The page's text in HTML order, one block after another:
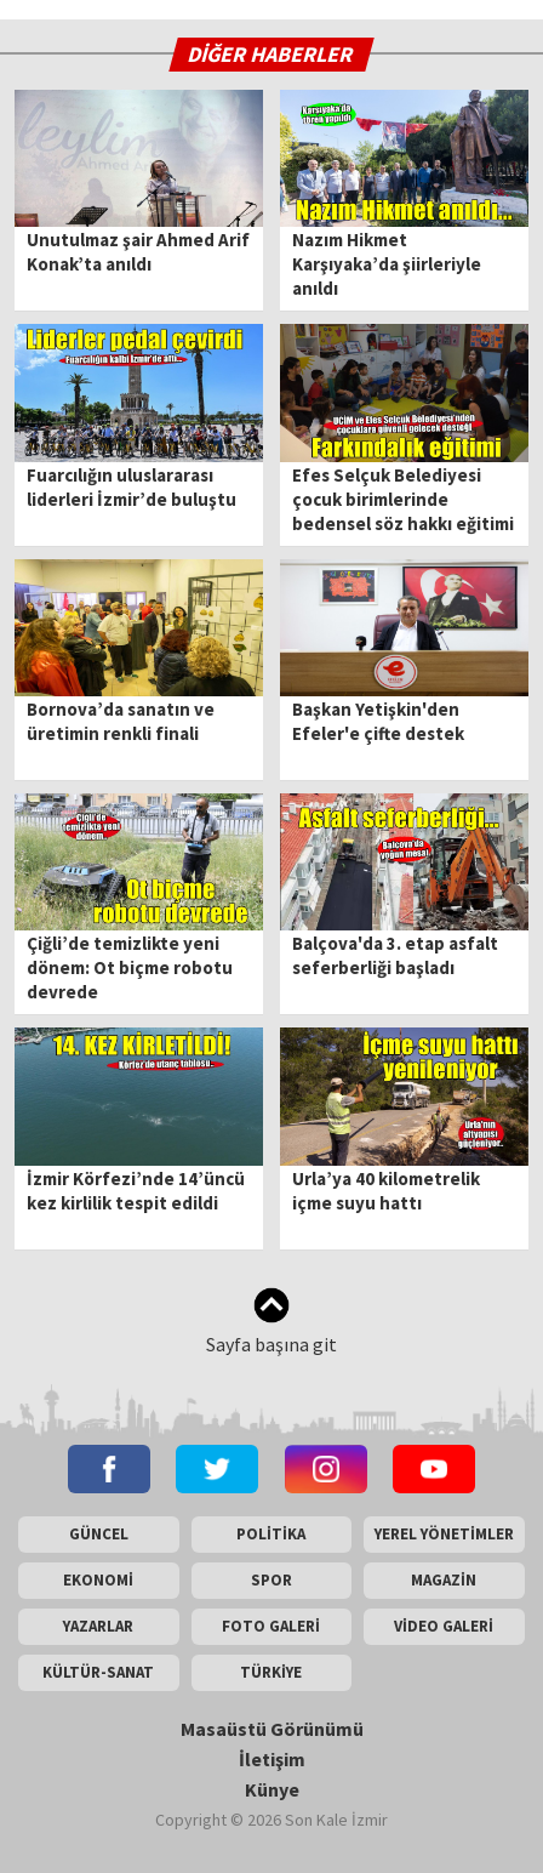
DİĞER HABERLER
Unutulmaz şair Ahmed Arif
Konak’ta anıldı
Nazım Hikmet
Karşıyaka’da şiirleriyle
anıldı
Fuarcılığın uluslararası
liderleri İzmir’de buluştu
Efes Selçuk Belediyesi
çocuk birimlerinde
bedensel söz hakkı eğitimi
Bornova’da sanatın ve
üretimin renkli finali
Başkan Yetişkin'den
Efeler'e çifte destek
Çiğli’de temizlikte yeni
dönem: Ot biçme robotu
devrede
Balçova'da 3. etap asfalt
seferberliği başladı
İzmir Körfezi’nde 14’üncü
kez kirlilik tespit edildi
Urla’ya 40 kilometrelik
içme suyu hattı
Sayfa başına git
GÜNCEL POLİTİKA YEREL YÖNETİMLER
EKONOMİ SPOR MAGAZİN
YAZARLAR FOTO GALERİ VİDEO GALERİ
KÜLTÜR-SANAT TÜRKİYE
Masaüstü Görünümü
İletişim
Künye
Copyright © 2026 Son Kale İzmir